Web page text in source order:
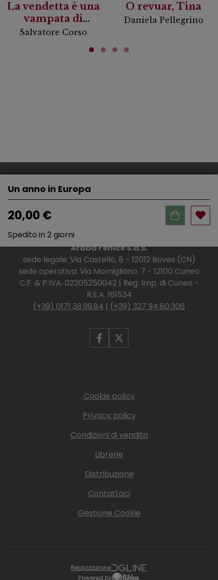
La vendetta è una
vampata di
scirocco
Salvatore Corso
O revuar, Tina
Daniela Pellegrino
Un anno in Europa
20,00 €
Spedito in 2 giorni
Araba Fenice S.a.s.
sede legale: Via Castello, 8 - 12012 Boves (CN)
sede operativa: Via Momigliano, 7 - 12100 Cuneo
C.F. & P.IVA. 02205250042 | Reg. Imp. di Cuneo -
R.E.A. 161534
(+39) 0171 38.99.84 | (+39) 327 94.60.306
Cookie policy
Privacy policy
Condizioni di vendita
Librerie
Distribuzione
Contattaci
Gestione Cookie
Realizzazione
Powered by